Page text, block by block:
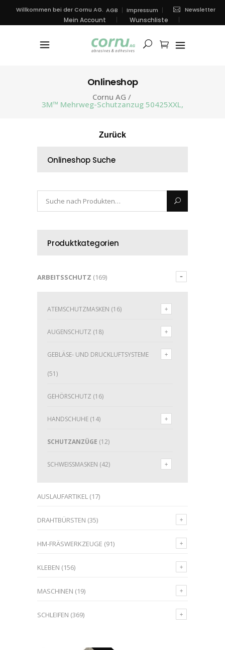
Willkommen bei der Cornu AG. AGB Impressum Newsletter
Mein Account Wunschliste
Onlineshop
Cornu AG /
3M™ Mehrweg-Schutzanzug 50425XXL,
Zurück
Onlineshop Suche
Produktkategorien
ARBEITSSCHUTZ (169)
ATEMSCHUTZMASKEN (16)
AUGENSCHUTZ (18)
GEBLÄSE- UND DRUCKLUFTSYSTEME
(51)
GEHÖRSCHUTZ (16)
HANDSCHUHE (14)
SCHUTZANZÜGE (12)
SCHWEISSMASKEN (42)
AUSLAUFARTIKEL (17)
DRAHTBÜRSTEN (35)
HM-FRÄSWERKZEUGE (91)
KLEBEN (156)
MASCHINEN (19)
SCHLEIFEN (369)